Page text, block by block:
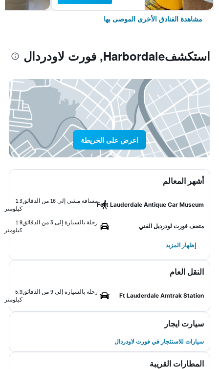
مشاهدة الفنادق الأخرى الموصى بها
استكشفHarbordale, فورت لاودردال
اعرض على الخريطة
أشهر المعالم
Fort Lauderdale Antique Car Museum
مسافة مشي إلى 16 من الدقائق
1.3
كيلومتر
متحف فورت لودرديل الفني
رحلة بالسيارة إلى 3 من الدقائق
1.9
كيلومتر
إظهار المزيد
النقل العام
Ft Lauderdale Amtrak Station
رحلة بالسيارة إلى 9 من الدقائق
5.9
كيلومتر
سيارت ايجار
سيارات للاستئجار في فورت لاودردال
المطارات القريبة